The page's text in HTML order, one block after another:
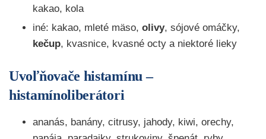
kakao, kola
iné: kakao, mleté mäso, olivy, sójové omáčky,
kečup, kvasnice, kvasné octy a niektoré lieky
Uvoľňovače histamínu –
histamínoliberátori
ananás, banány, citrusy, jahody, kiwi, orechy,